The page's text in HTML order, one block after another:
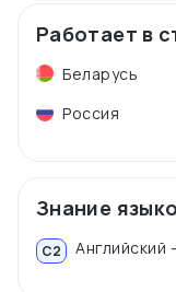
Работает в
Беларусь
Россия
Знание
C2